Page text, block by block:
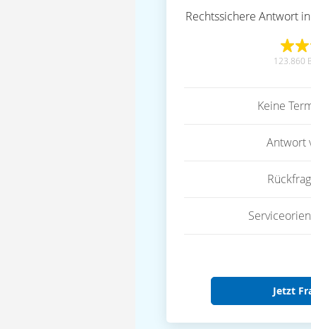
Rechtssichere Antwort
123.860
Keine
Antwort
Jetzt